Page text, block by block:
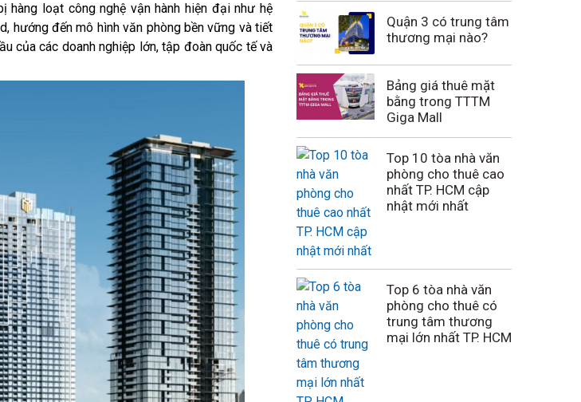
hàng loạt công nghệ vận hành hiện đại như hệ
hướng đến mô hình văn phòng bền vững và tiết
của các doanh nghiệp lớn, tập đoàn quốc tế và
Quận 3 có trung tâm
thương mại nào?
Bảng giá thuê mặt
bằng trong TTTM
Giga Mall
Top 10 tòa nhà văn
phòng cho thuê cao
nhất TP. HCM cập
nhật mới nhất
Top 6 tòa nhà văn
phòng cho thuê có
trung tâm thương
mại lớn nhất TP. HCM